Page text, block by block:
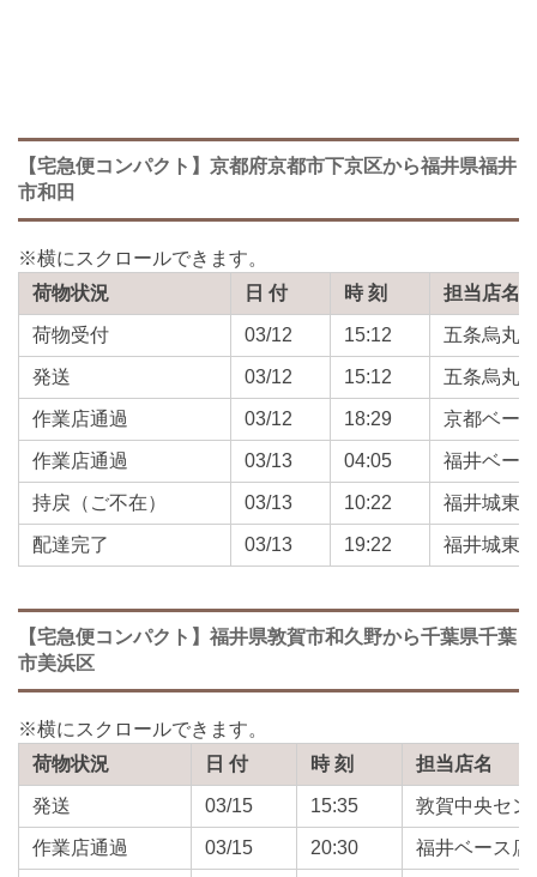
【宅急便コンパクト】京都府京都市下京区から福井県福井
市和田
荷物状況 日 付 時 刻 担当店名
荷物受付 03/12 15:12 五条烏丸
発送 03/12 15:12 五条烏丸
作業店通過 03/12 18:29 京都ベー
作業店通過 03/13 04:05 福井ベー
持戻（ご不在） 03/13 10:22 福井城東
配達完了 03/13 19:22 福井城東
【宅急便コンパクト】福井県敦賀市和久野から千葉県千葉
市美浜区
荷物状況 日 付 時 刻 担当店名
発送 03/15 15:35 敦賀中央セン
作業店通過 03/15 20:30 福井ベース店